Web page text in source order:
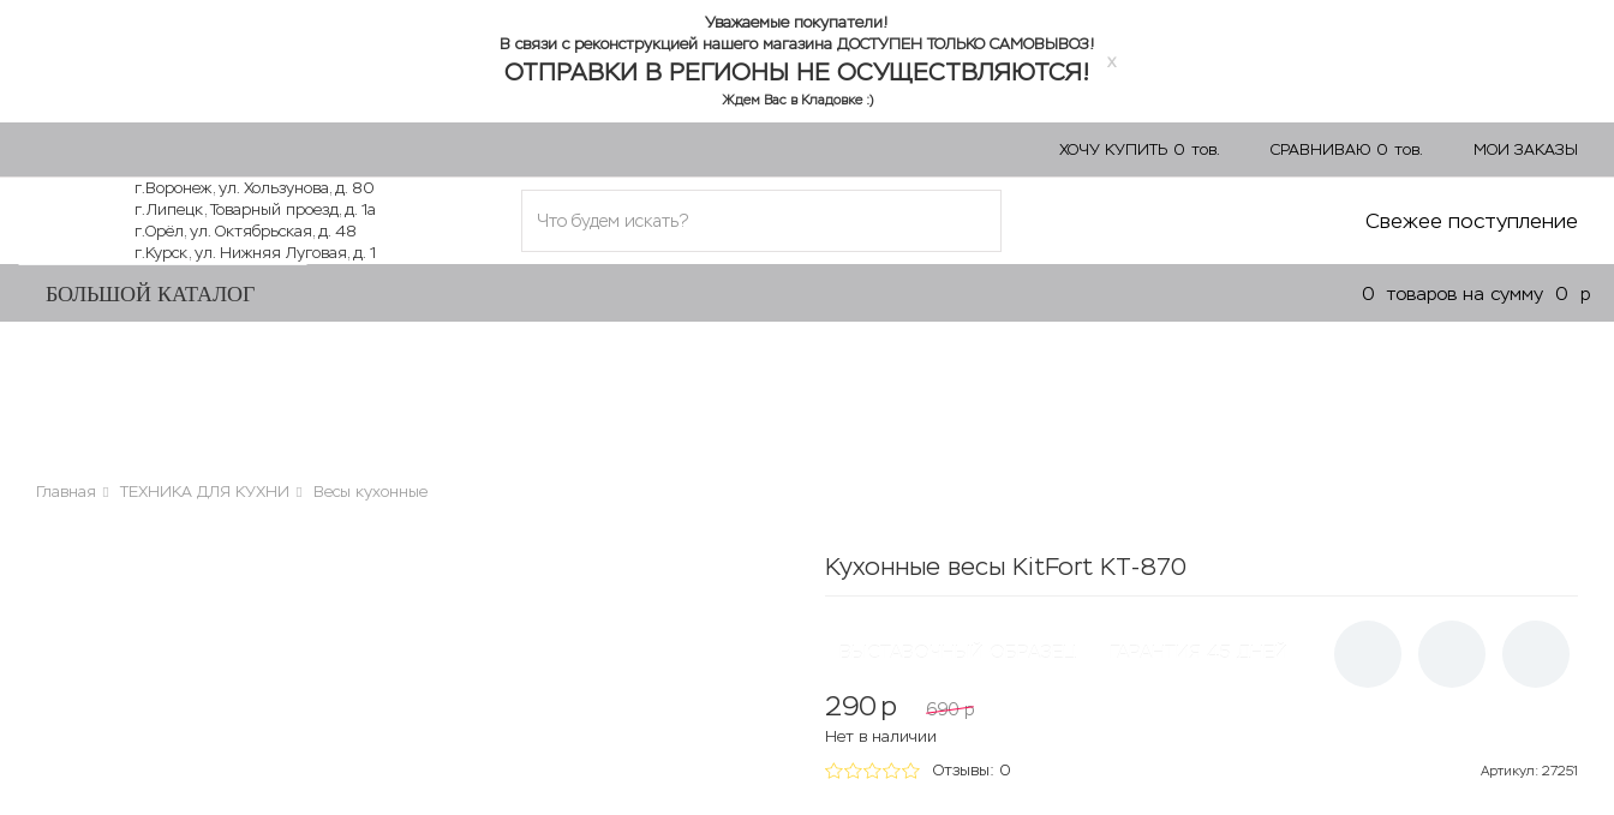
Уважаемые покупатели!
В связи с реконструкцией нашего магазина ДОСТУПЕН ТОЛЬКО САМОВЫВОЗ!
ОТПРАВКИ В РЕГИОНЫ НЕ ОСУЩЕСТВЛЯЮТСЯ!
Ждем Вас в Кладовке :)
x
ХОЧУ КУПИТЬ 0 тов. СРАВНИВАЮ 0 тов.
МОИ ЗАКАЗЫ
г.Воронеж, ул. Хользунова, д. 80
г.Липецк, Товарный проезд, д. 1а
г.Орёл, ул. Октябрьская, д. 48
г.Курск, ул. Нижняя Луговая, д. 1
Свежее поступление
БОЛЬШОЙ КАТАЛОГ 0 товаров на сумму 0 p
Главная ТЕХНИКА ДЛЯ КУХНИ Весы кухонные
Кухонные весы KitFort KT-870
290 p 690 p
Нет в наличии
Отзывы: 0
Артикул: 27251